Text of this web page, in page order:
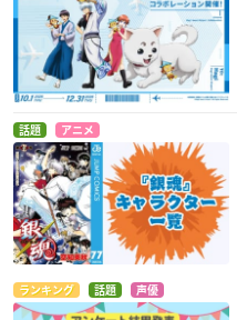
話題 アニメ
ランキング 話題 声優